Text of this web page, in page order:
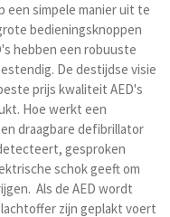
een simpele manier uit te
bedieningsknoppen
hebben een robuuste
De destijdse visie
prijs kwaliteit AED's
Hoe werkt een
draagbare defibrillator
gesproken
schok geeft om
Als de AED wordt
zijn geplakt voert